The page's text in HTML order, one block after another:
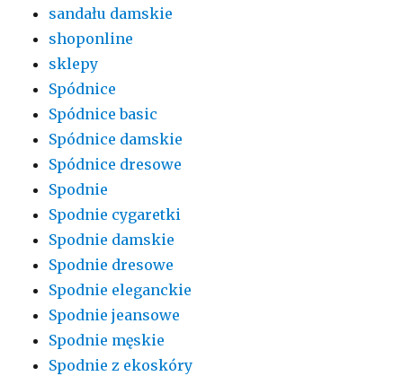
sandału damskie
shoponline
sklepy
Spódnice
Spódnice basic
Spódnice damskie
Spódnice dresowe
Spodnie
Spodnie cygaretki
Spodnie damskie
Spodnie dresowe
Spodnie eleganckie
Spodnie jeansowe
Spodnie męskie
Spodnie z ekoskóry